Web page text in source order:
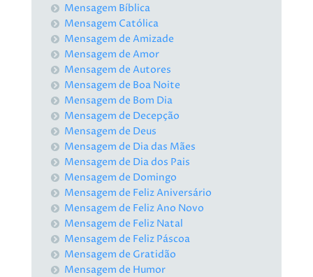
Mensagem Bíblica
Mensagem Católica
Mensagem de Amizade
Mensagem de Amor
Mensagem de Autores
Mensagem de Boa Noite
Mensagem de Bom Dia
Mensagem de Decepção
Mensagem de Deus
Mensagem de Dia das Mães
Mensagem de Dia dos Pais
Mensagem de Domingo
Mensagem de Feliz Aniversário
Mensagem de Feliz Ano Novo
Mensagem de Feliz Natal
Mensagem de Feliz Páscoa
Mensagem de Gratidão
Mensagem de Humor